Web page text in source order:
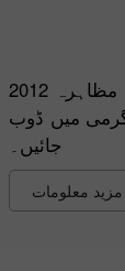
2012 کے موسم گرما میں بین الاقوامی تجارتی کنونشن میں، انسٹا فارکس کمپنی نے اس کے آفیشیل لوگو کے ساتھ اپنے برانڈڈ ایروسٹیٹ کا مظاہرہ
میں ڈوب
جائیں۔
مزید معلومات